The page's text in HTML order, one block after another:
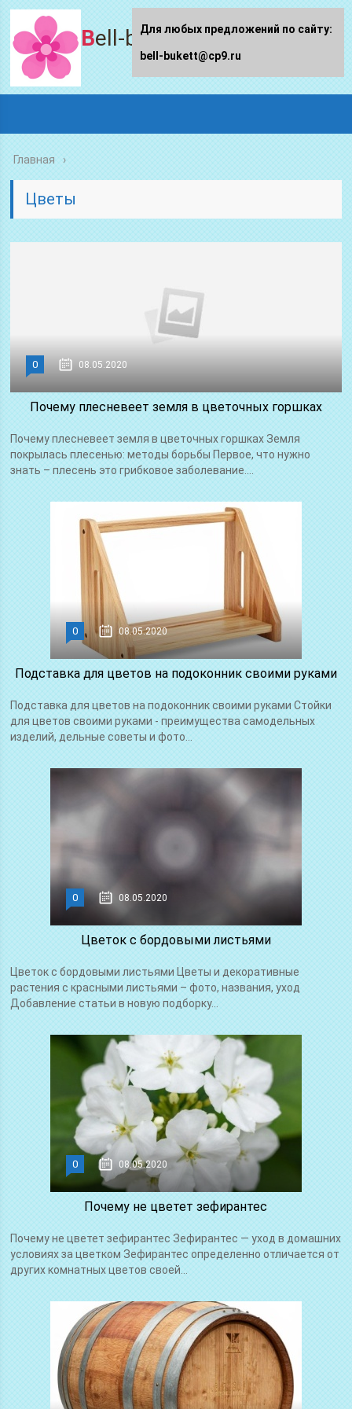
Bell-bukett.ru
Главная
Цветы
0 08.05.2020
Почему плесневеет земля в цветочных горшках
Почему плесневеет земля в цветочных горшках Земля
покрылась плесенью: методы борьбы Первое, что нужно
знать – плесень это грибковое заболевание....
0 08.05.2020
Подставка для цветов на подоконник своими руками
Подставка для цветов на подоконник своими руками Стойки
для цветов своими руками - преимущества самодельных
изделий, дельные советы и фото...
0 08.05.2020
Цветок с бордовыми листьями
Цветок с бордовыми листьями Цветы и декоративные
растения с красными листьями – фото, названия, уход
Добавление статьи в новую подборку...
0 08.05.2020
Почему не цветет зефирантес
Почему не цветет зефирантес Зефирантес — уход в домашних
условиях за цветком Зефирантес определенно отличается от
других комнатных цветов своей...
Для любых предложений по сайту:
bell-bukett@cp9.ru